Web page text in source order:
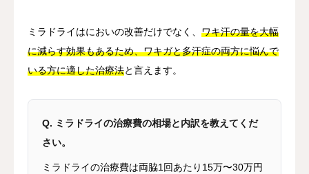
ミラドライはにおいの改善だけでなく、 ワキ汗の量を大幅
に減らす効果もあるため、ワキガと多汗症の両方に悩んで
いる方に適した治療法と言えます。
Q. ミラドライの治療費の相場と内訳を教えてくだ
さい。
ミラドライの治療費は両脇1回あたり15万〜30万円